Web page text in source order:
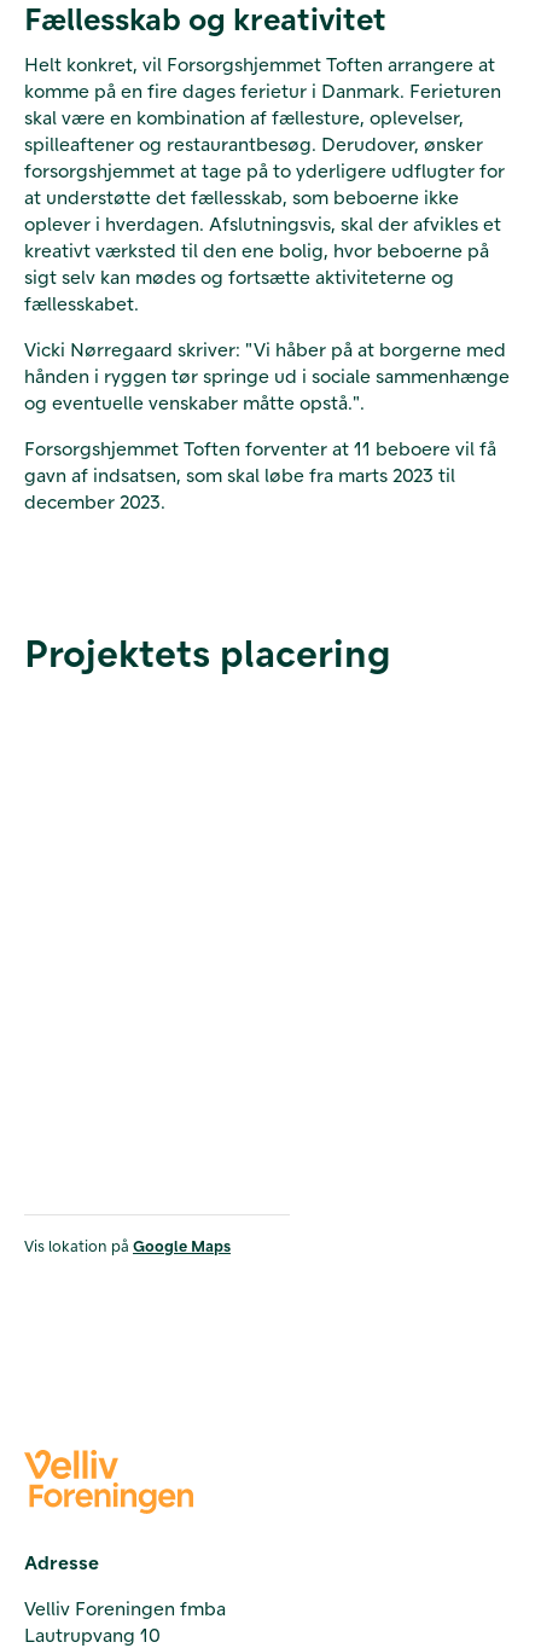
Fællesskab og kreativitet
Helt konkret, vil Forsorgshjemmet Toften arrangere at
komme på en fire dages ferietur i Danmark. Ferieturen
skal være en kombination af fællesture, oplevelser,
spilleaftener og restaurantbesøg. Derudover, ønsker
forsorgshjemmet at tage på to yderligere udflugter for
at understøtte det fællesskab, som beboerne ikke
oplever i hverdagen. Afslutningsvis, skal der afvikles et
kreativt værksted til den ene bolig, hvor beboerne på
sigt selv kan mødes og fortsætte aktiviteterne og
fællesskabet.
Vicki Nørregaard skriver: "Vi håber på at borgerne med
hånden i ryggen tør springe ud i sociale sammenhænge
og eventuelle venskaber måtte opstå.".
Forsorgshjemmet Toften forventer at 11 beboere vil få
gavn af indsatsen, som skal løbe fra marts 2023 til
december 2023.
Projektets placering
Vis lokation på Google Maps
Adresse
Velliv Foreningen fmba
Lautrupvang 10